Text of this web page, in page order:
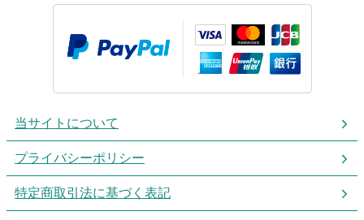
当サイトについて
プライバシーポリシー
特定商取引法に基づく表記